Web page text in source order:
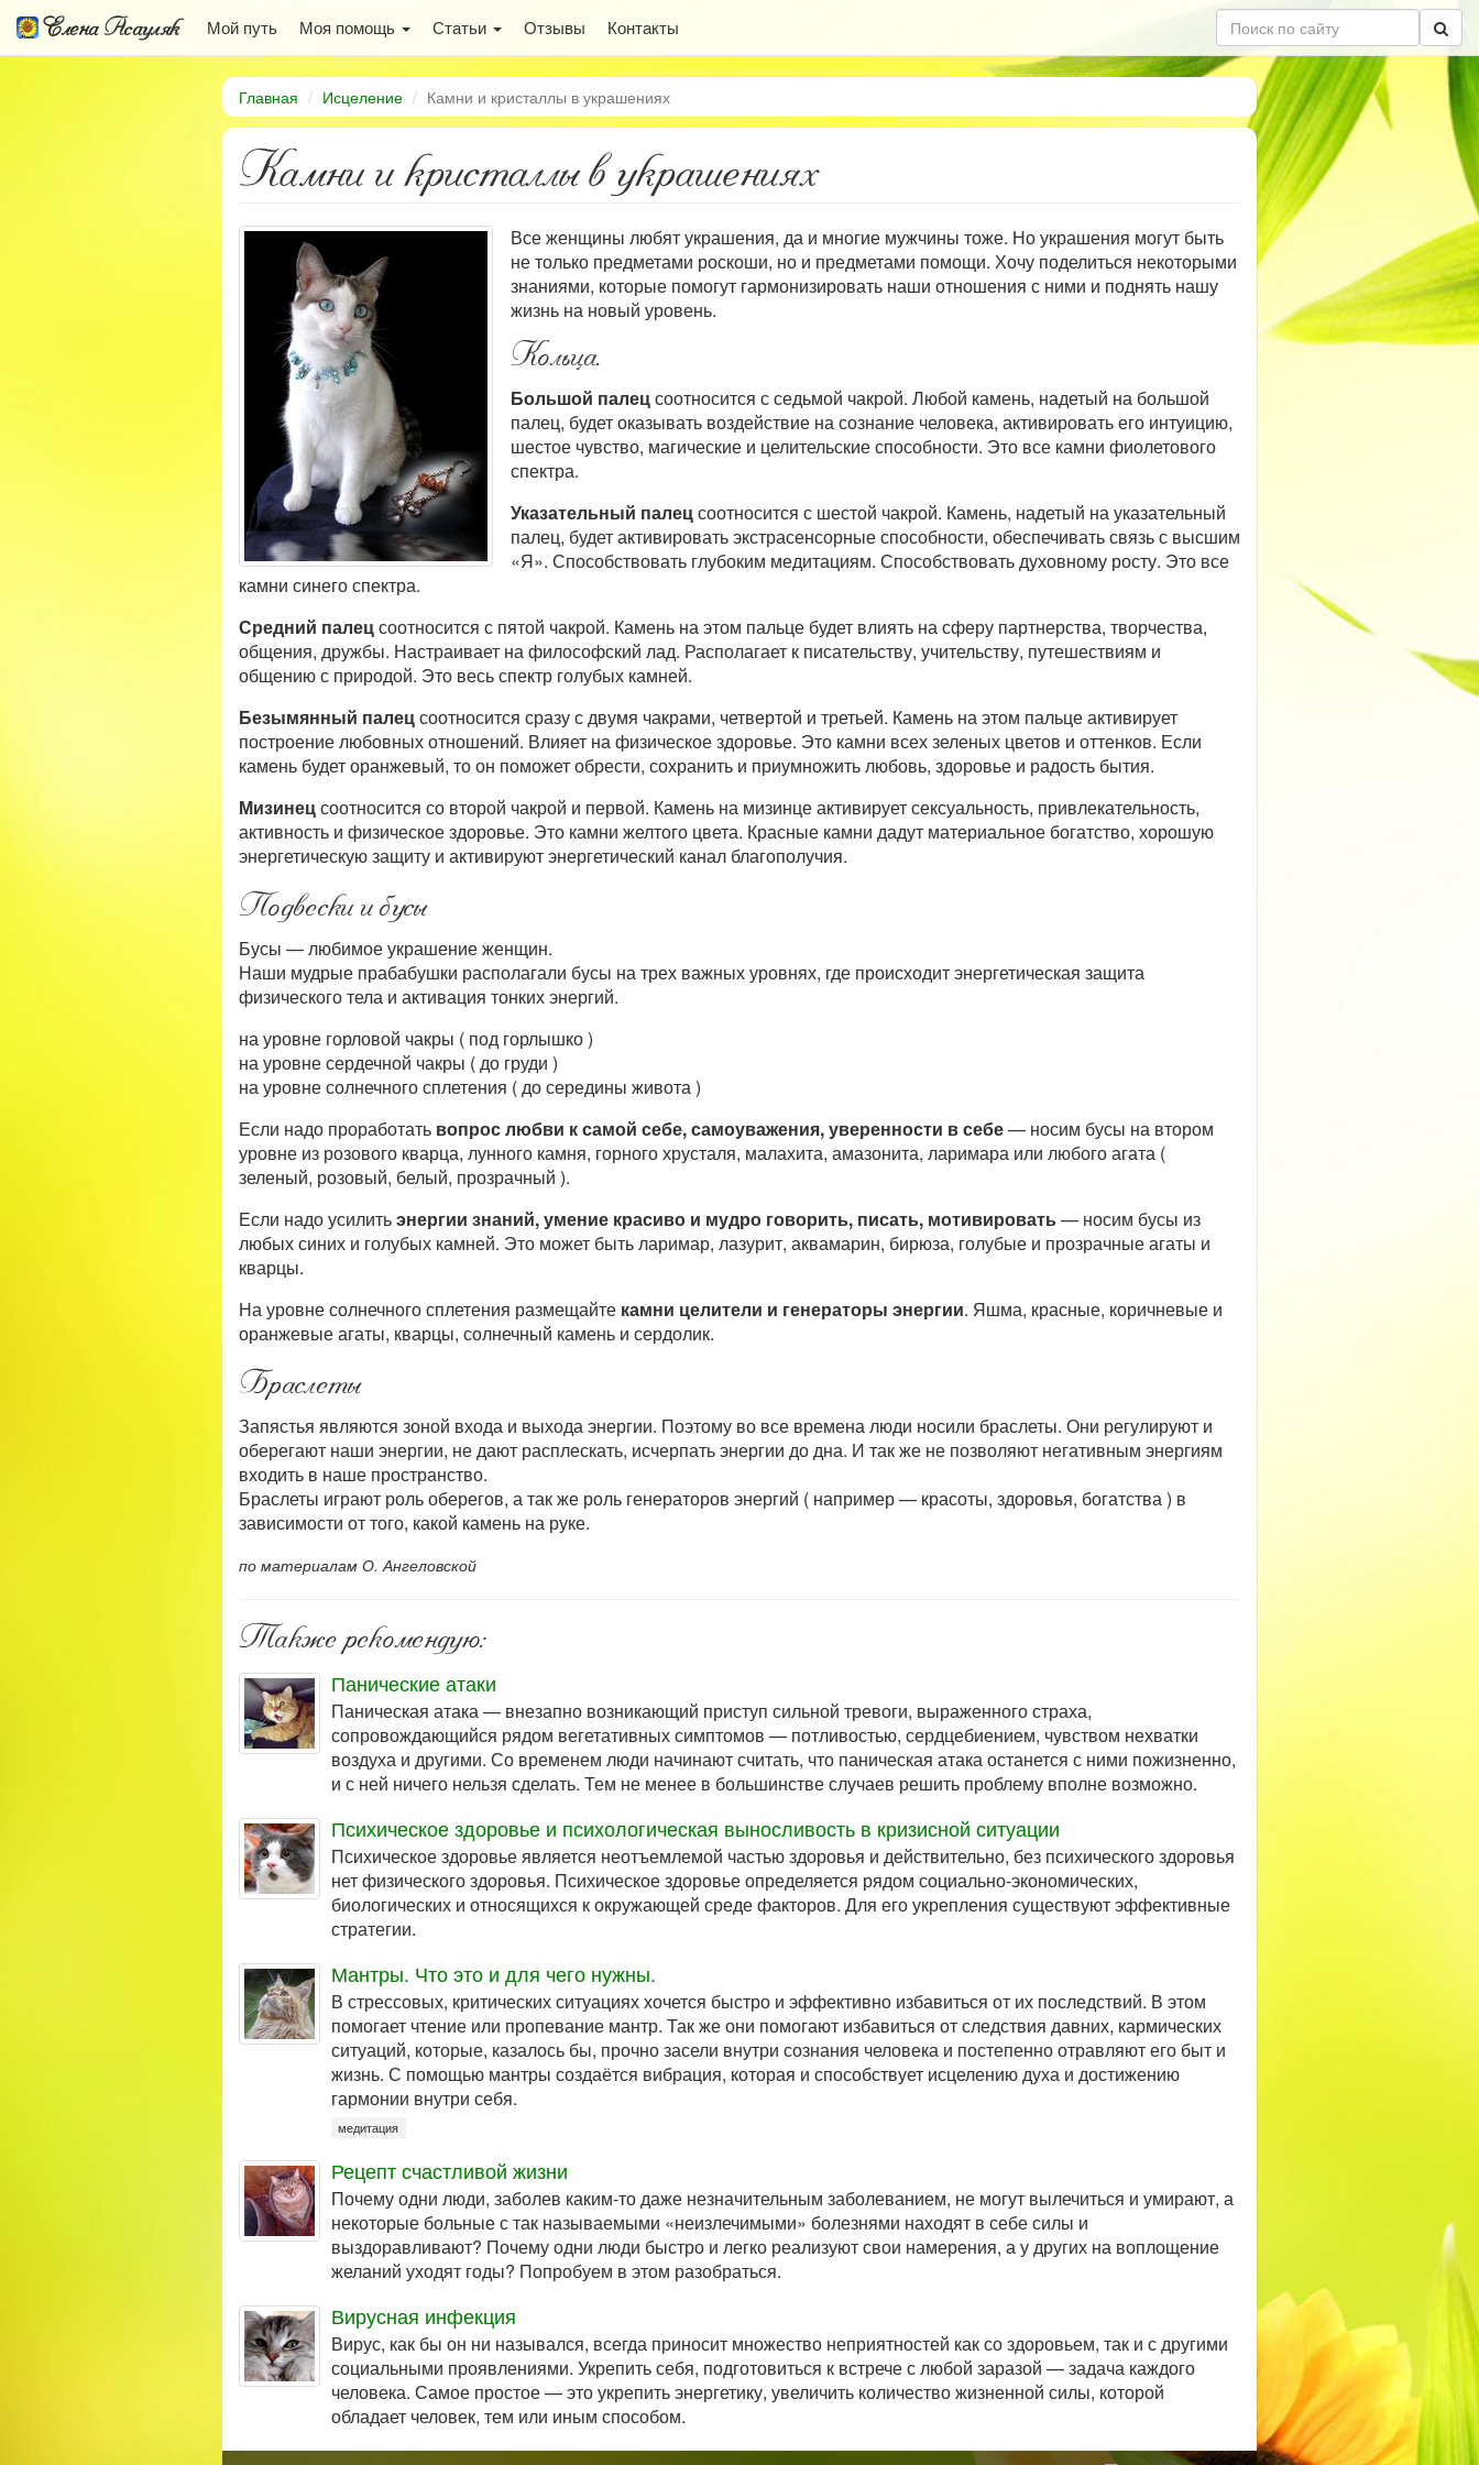
Елена Асауляк Мой путь Моя помощь Статьи Отзывы Контакты
Главная Исцеление Камни и кристаллы в украшениях
Камни и кристаллы в украшениях
Все женщины любят украшения, да и многие мужчины тоже. Но украшения могут быть
не только предметами роскоши, но и предметами помощи. Хочу поделиться некоторыми
знаниями, которые помогут гармонизировать наши отношения с ними и поднять нашу
жизнь на новый уровень.
Кольца.
Большой палецсоотносится с седьмой чакрой. Любой камень, надетый на большой
палец, будет оказывать воздействие на сознание человека, активировать его интуицию,
шестое чувство, магические и целительские способности. Это все камни фиолетового
спектра.
Указательный палецсоотносится с шестой чакрой. Камень, надетый на указательный
палец, будет активировать экстрасенсорные способности, обеспечивать связь с высшим
«Я». Способствовать глубоким медитациям. Способствовать духовному росту. Это все
камни синего спектра.
Средний палецсоотносится с пятой чакрой. Камень на этом пальце будет влиять на сферу партнерства, творчества,
общения, дружбы. Настраивает на философский лад. Располагает к писательству, учительству, путешествиям и
общению с природой. Это весь спектр голубых камней.
Безымянный палецсоотносится сразу с двумя чакрами, четвертой и третьей. Камень на этом пальце активирует
построение любовных отношений. Влияет на физическое здоровье. Это камни всех зеленых цветов и оттенков. Если
камень будет оранжевый, то он поможет обрести, сохранить и приумножить любовь, здоровье и радость бытия.
Мизинецсоотносится со второй чакрой и первой. Камень на мизинце активирует сексуальность, привлекательность,
активность и физическое здоровье. Это камни желтого цвета. Красные камни дадут материальное богатство, хорошую
энергетическую защиту и активируют энергетический канал благополучия.
Подвески и бусы
Бусы — любимое украшение женщин.
Наши мудрые прабабушки располагали бусы на трех важных уровнях, где происходит энергетическая защита
физического тела и активация тонких энергий.
на уровне горловой чакры ( под горлышко )
на уровне сердечной чакры ( до груди )
на уровне солнечного сплетения ( до середины живота )
Если надо проработать вопрос любви к самой себе, самоуважения, уверенности в себе— носим бусы на втором
уровне из розового кварца, лунного камня, горного хрусталя, малахита, амазонита, ларимара или любого агата (
зеленый, розовый, белый, прозрачный ).
Если надо усилитьэнергии знаний, умение красиво и мудро говорить, писать, мотивировать— носим бусы из
любых синих и голубых камней. Это может быть ларимар, лазурит, аквамарин, бирюза, голубые и прозрачные агаты и
кварцы.
На уровне солнечного сплетения размещайте камни целители и генераторы энергии. Яшма, красные, коричневые и
оранжевые агаты, кварцы, солнечный камень и сердолик.
Браслеты
Запястья являются зоной входа и выхода энергии. Поэтому во все времена люди носили браслеты. Они регулируют и
оберегают наши энергии, не дают расплескать, исчерпать энергии до дна. И так же не позволяют негативным энергиям
входить в наше пространство.
Браслеты играют роль оберегов, а так же роль генераторов энергий ( например — красоты, здоровья, богатства ) в
зависимости от того, какой камень на руке.
по материалам О. Ангеловской
Также рекомендую:
Панические атаки
Паническая атака — внезапно возникающий приступ сильной тревоги, выраженного страха,
сопровождающийся рядом вегетативных симптомов — потливостью, сердцебиением, чувством нехватки
воздуха и другими. Со временем люди начинают считать, что паническая атака останется с ними пожизненно,
и с ней ничего нельзя сделать. Тем не менее в большинстве случаев решить проблему вполне возможно.
Психическое здоровье и психологическая выносливость в кризисной ситуации
Психическое здоровье является неотъемлемой частью здоровья и действительно, без психического здоровья
нет физического здоровья. Психическое здоровье определяется рядом социально-экономических,
биологических и относящихся к окружающей среде факторов. Для его укрепления существуют эффективные
стратегии.
Мантры. Что это и для чего нужны.
В стрессовых, критических ситуациях хочется быстро и эффективно избавиться от их последствий. В этом
помогает чтение или пропевание мантр. Так же они помогают избавиться от следствия давних, кармических
ситуаций, которые, казалось бы, прочно засели внутри сознания человека и постепенно отравляют его быт и
жизнь. С помощью мантры создаётся вибрация, которая и способствует исцелению духа и достижению
гармонии внутри себя.
медитация
Рецепт счастливой жизни
Почему одни люди, заболев каким-то даже незначительным заболеванием, не могут вылечиться и умирают, а
некоторые больные с так называемыми «неизлечимыми» болезнями находят в себе силы и
выздоравливают? Почему одни люди быстро и легко реализуют свои намерения, а у других на воплощение
желаний уходят годы? Попробуем в этом разобраться.
Вирусная инфекция
Вирус, как бы он ни назывался, всегда приносит множество неприятностей как со здоровьем, так и с другими
социальными проявлениями. Укрепить себя, подготовиться к встрече с любой заразой — задача каждого
человека. Самое простое — это укрепить энергетику, увеличить количество жизненной силы, которой
обладает человек, тем или иным способом.